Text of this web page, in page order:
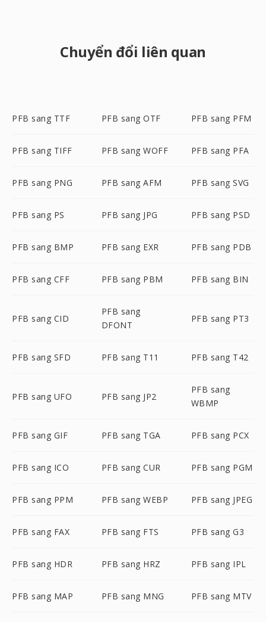
Chuyển đổi liên quan
PFB sang TTF PFB sang OTF PFB sang PFM
PFB sang TIFF PFB sang WOFF PFB sang PFA
PFB sang PNG PFB sang AFM PFB sang SVG
PFB sang PS PFB sang JPG PFB sang PSD
PFB sang BMP PFB sang EXR PFB sang PDB
PFB sang CFF PFB sang PBM PFB sang BIN
PFB sang CID
PFB sang
DFONT
PFB sang PT3
PFB sang SFD PFB sang T11 PFB sang T42
PFB sang UFO PFB sang JP2
PFB sang
WBMP
PFB sang GIF PFB sang TGA PFB sang PCX
PFB sang ICO PFB sang CUR PFB sang PGM
PFB sang PPM PFB sang WEBP PFB sang JPEG
PFB sang FAX PFB sang FTS PFB sang G3
PFB sang HDR PFB sang HRZ PFB sang IPL
PFB sang MAP PFB sang MNG PFB sang MTV